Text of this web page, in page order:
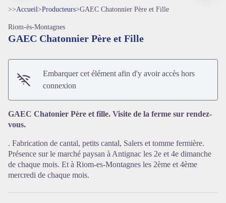
Voir l'image en plein écran
>>Accueil>Producteurs>GAEC Chatonnier Père et Fille
Riom-ès-Montagnes
GAEC Chatonnier Père et Fille
Embarquer cet élément afin d'y avoir accès hors
connexion
GAEC Chatonier Père et fille. Visite de la ferme sur rendez-
vous.
. Fabrication de cantal, petits cantal, Salers et tomme fermière.
Présence sur le marché paysan à Antignac les 2e et 4e dimanche
de chaque mois. Et à Riom-es-Montagnes les 2ème et 4ème
mercredi de chaque mois.